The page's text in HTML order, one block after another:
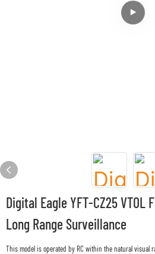
Digital Eagle YFT-CZ25 VTOL
Long Range Surveillance
This model is operated by RC within the natural visual